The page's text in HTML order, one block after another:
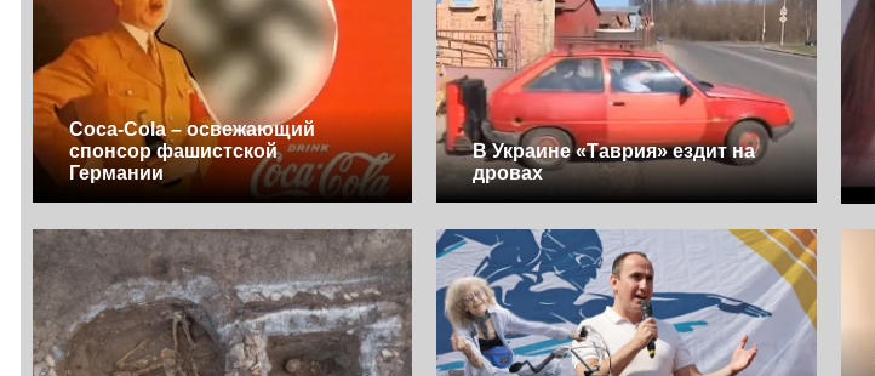
Coca-Cola – освежающий
спонсор фашистской
Германии
В Украине «Таврия» ездит на
дровах